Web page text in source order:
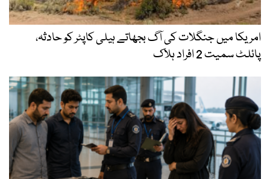
امریکا میں جنگلات کی آگ بجھاتے ہیلی کاپٹر کو حادثہ،
پائلٹ سمیت 2 افراد ہلاک